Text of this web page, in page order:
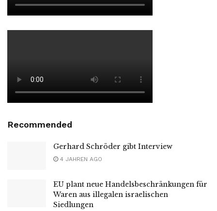
Recommended
Gerhard Schröder gibt Interview
4 JAHREN AGO
EU plant neue Handelsbeschränkungen für
Waren aus illegalen israelischen
Siedlungen